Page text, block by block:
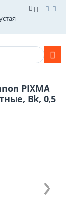
PIXMA
Bk, 0,5